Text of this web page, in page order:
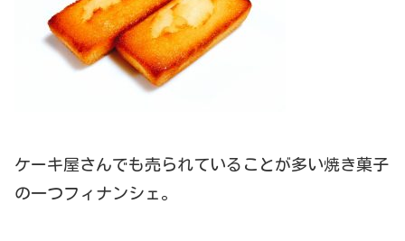
ケーキ屋さんでも売られていることが多い焼き菓子
の一つフィナンシェ。